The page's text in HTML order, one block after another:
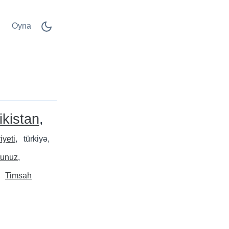
Oyna
türkiyə
Timsah